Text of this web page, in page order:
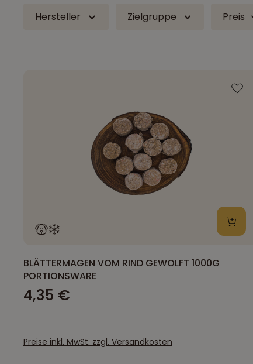
Hersteller Zielgruppe Preis
BLÄTTERMAGEN VOM RIND GEWOLFT 1000G
PORTIONSWARE
4,35 €
Preise inkl. MwSt. zzgl. Versandkosten